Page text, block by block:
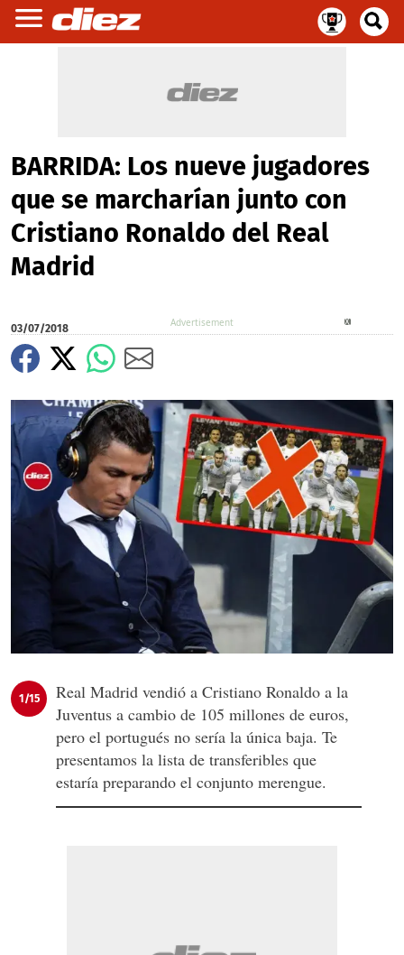
BARRIDA: Los nueve jugadores
que se marcharían junto con
Cristiano Ronaldo del Real
Madrid
03/07/2018
1/15
Real Madrid vendió a Cristiano Ronaldo a la
Juventus a cambio de 105 millones de euros,
pero el portugués no sería la única baja. Te
presentamos la lista de transferibles que
estaría preparando el conjunto merengue.
X